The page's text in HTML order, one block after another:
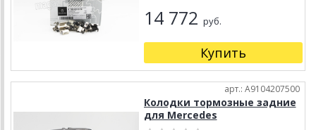
14 772 руб.
Купить
арт.: A9104207500
Колодки тормозные задние
для Mercedes